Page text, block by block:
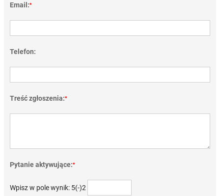
Email:*
Telefon:
Treść zgłoszenia:*
Pytanie aktywujące:*
Wpisz w pole wynik: 5(-)2